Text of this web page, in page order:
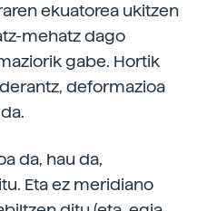
ekuatorea ukitzen
mehatz dago
gabe. Hortik
deformazioa
da, hau da,
Eta ez meridiano